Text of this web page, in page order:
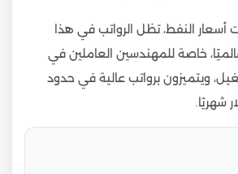
أسعار النفط، تظل الرواتب في هذا
خاصة للمهندسين العاملين في
ويتميزون برواتب عالية في حدود